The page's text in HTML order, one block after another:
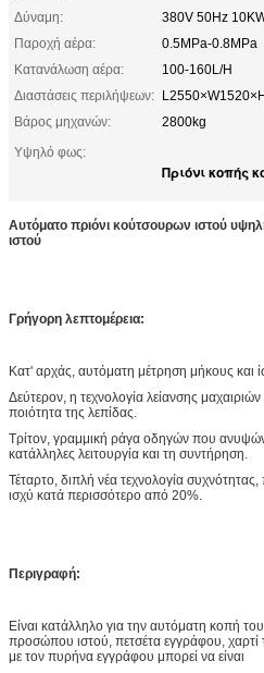
Δύναμη:
380V 50Hz
Παροχή αέρα:
0.5MPa-0.8MPa
Κατανάλωση αέρα:
100-160L/H
Διαστάσεις περιλήψεων:
Βάρος μηχανών:
2800kg
Υψηλό φως:
Πριόνι κοπής
Αυτόματο πριόνι κούτσουρων ιστού
ιστού
Γρήγορη λεπτομέρεια:
Κατ' αρχάς, αυτόματη μέτρηση μήκους και
Δεύτερον, η τεχνολογία λείανσης
ποιότητα της λεπίδας.
Τρίτον, γραμμική ράγα οδηγών που
κατάλληλες λειτουργία και τη συντήρηση.
Τέταρτο, διπλή νέα τεχνολογία
ισχύ κατά περισσότερο από 20%.
Περιγραφή:
Είναι κατάλληλο για την αυτόματη κοπή
προσώπου ιστού, πετσέτα εγγράφου,
με τον πυρήνα εγγράφου μπορεί να είναι